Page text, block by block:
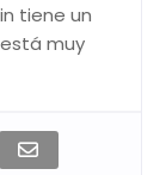
tiene un
muy